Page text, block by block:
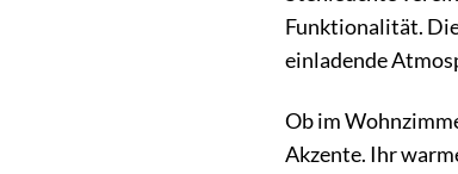
Funktionalität.
einladende
Ob im
Akzente. Ihr